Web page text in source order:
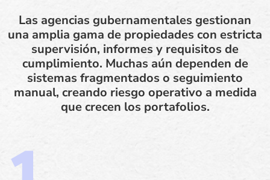
Las agencias gubernamentales gestionan
una amplia gama de propiedades con estricta
supervisión, informes y requisitos de
cumplimiento. Muchas aún dependen de
sistemas fragmentados o seguimiento
manual, creando riesgo operativo a medida
que crecen los portafolios.